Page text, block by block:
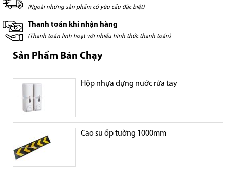
(Ngoài những sản phẩm có yêu cầu đặc biệt)
Thanh toán khi nhận hàng
(Thanh toán linh hoạt với nhiều hình thức thanh toán)
Sản Phẩm Bán Chạy
Hộp nhựa đựng nước rửa tay
Cao su ốp tường 1000mm